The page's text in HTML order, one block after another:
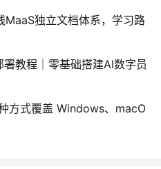
MaaS独立文档体系，学习路
教程｜零基础搭建AI数字员
方式覆盖 Windows、macO